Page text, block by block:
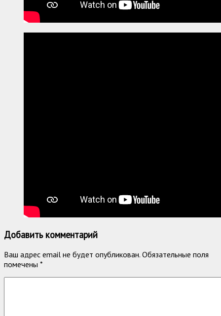
Добавить комментарий
Ваш адрес email не будет опубликован. Обязательные поля
помечены *